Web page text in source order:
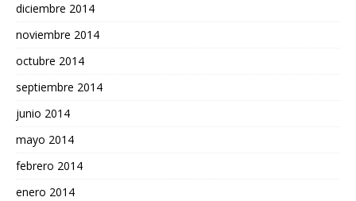
diciembre 2014
noviembre 2014
octubre 2014
septiembre 2014
junio 2014
mayo 2014
febrero 2014
enero 2014